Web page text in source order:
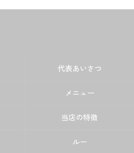
代表あいさつ
メニュー
当店の特徴
ルー